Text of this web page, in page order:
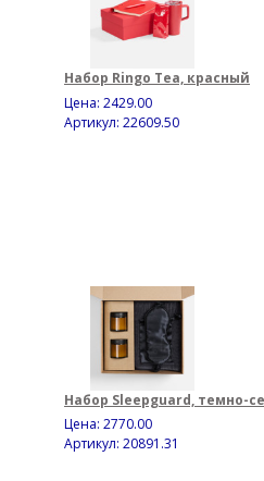
Набор Ringo Tea, красный
Цена: 2429.00
Артикул: 22609.50
Набор Sleepguard, темно-
Цена: 2770.00
Артикул: 20891.31